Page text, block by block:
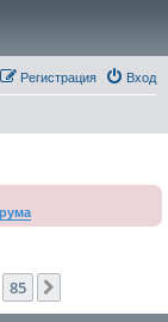
Вход
Регистрация
85